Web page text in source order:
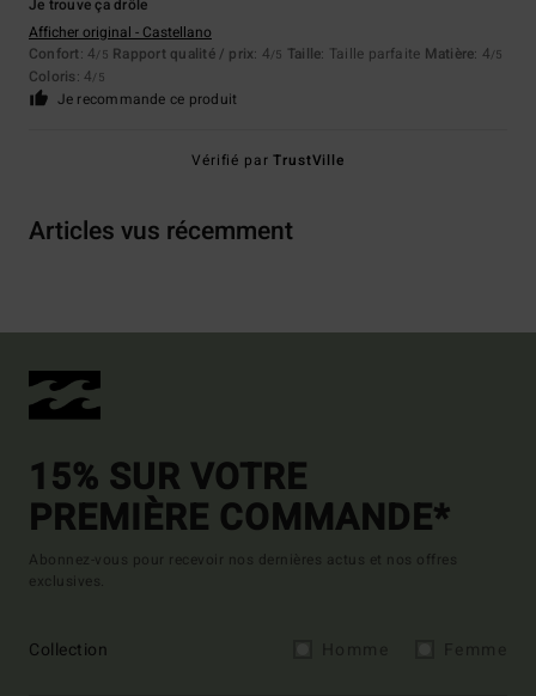
Je trouve ça drôle
Afficher original - Castellano
Confort: 4/5 Rapport qualité / prix: 4/5 Taille: Taille parfaite Matière: 4/5
Coloris: 4/5
Je recommande ce produit
Vérifié parTrustVille
Articles vus récemment
15% SUR VOTRE
PREMIÈRE COMMANDE*
Abonnez-vous pour recevoir nos dernières actus et nos offres
exclusives.
Collection